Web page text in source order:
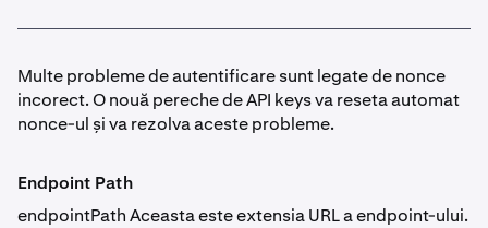
Multe probleme de autentificare sunt legate de nonce
incorect. O nouă pereche de API keys va reseta automat
nonce-ul și va rezolva aceste probleme.
Endpoint Path
endpointPath Aceasta este extensia URL a endpoint-ului.